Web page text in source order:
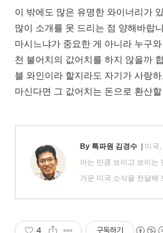
이 밖에도 많은 유명한 와이너리가
많이 소개를 못 드리는 점 양해바랍
마시느냐가 중요한 게 아니라 누구
천 불어치의 값어치를 하지 않을까
블 와인이라 할지라도 자기가 사랑
마신다면 그 값어치는 돈으로 환산
By 특파원 김경수 | 미국
아는 만큼 보이고 보이는
거운 미국 소식을 전달해
4 구독하기